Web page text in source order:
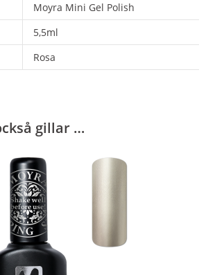
Moyra Mini Gel Polish
5,5ml
Rosa
gillar …